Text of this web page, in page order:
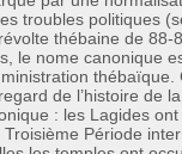
troubles politiques
thébaine de 88-
le nome canonique
de l’histoire de
: les Lagides ont
Période